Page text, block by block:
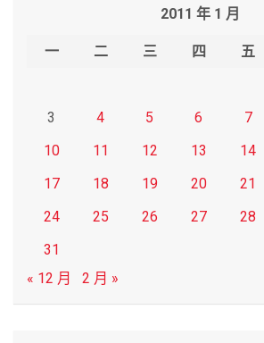
2011 年 1 月
一 二 三 四 五
3
4 5 6 7
10
11 12 13 14
17
18 19 20 21
24
25 26 27 28
31
« 12 月
2 月 »